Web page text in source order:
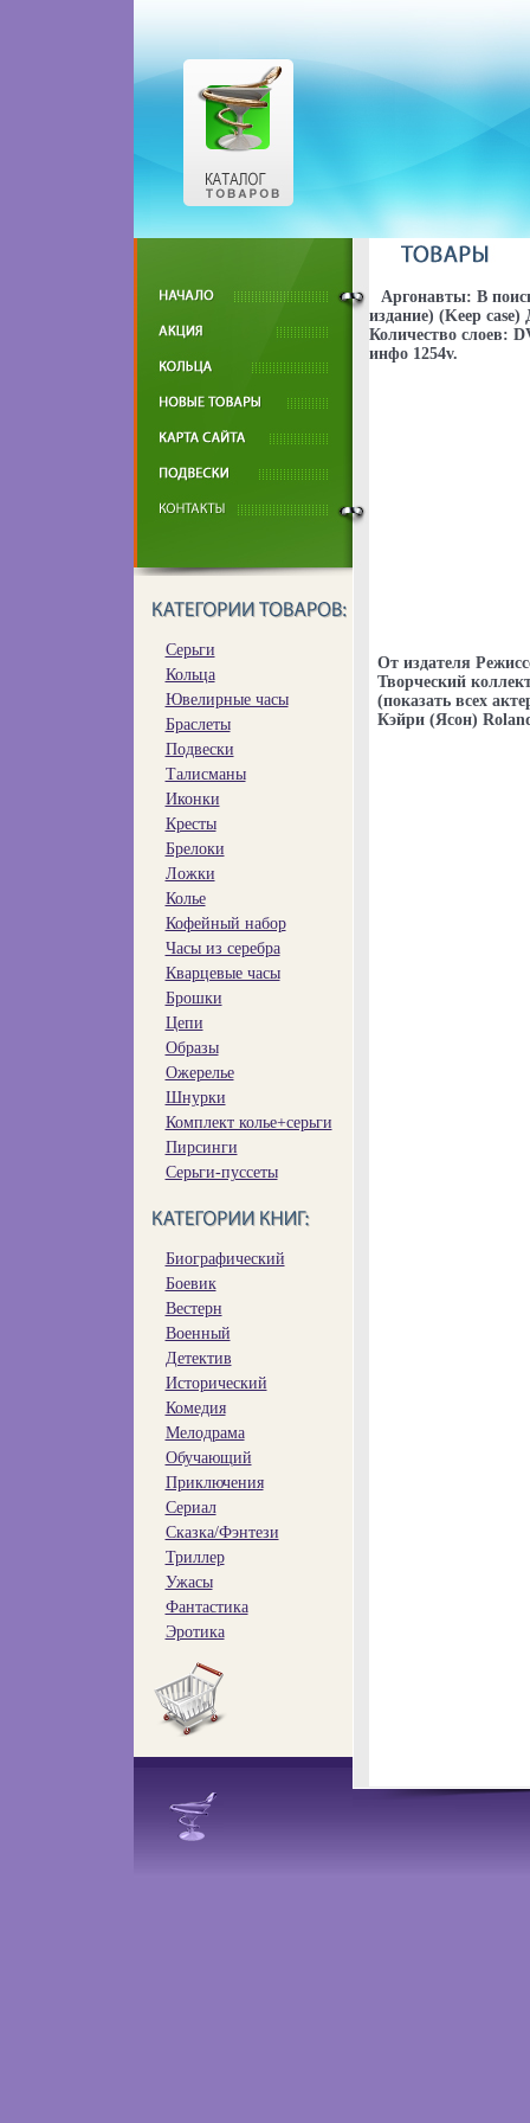
Серьги
Кольца
Ювелирные часы
Браслеты
Подвески
Талисманы
Иконки
Кресты
Брелоки
Ложки
Колье
Кофейный набор
Часы из серебра
Кварцевые часы
Брошки
Цепи
Образы
Ожерелье
Шнурки
Комплект колье+серьги
Пирсинги
Серьги-пуссеты
Биографический
Боевик
Вестерн
Военный
Детектив
Исторический
Комедия
Мелодрама
Обучающий
Приключения
Сериал
Сказка/Фэнтези
Триллер
Ужасы
Фантастика
Эротика
Аргонавты: В
издание) (Keep
Количество слоев:
инфо 1254v.
От издателя
Творческий
(показать всех
Кэйри (Ясон)